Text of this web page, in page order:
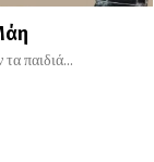
παιδιά...